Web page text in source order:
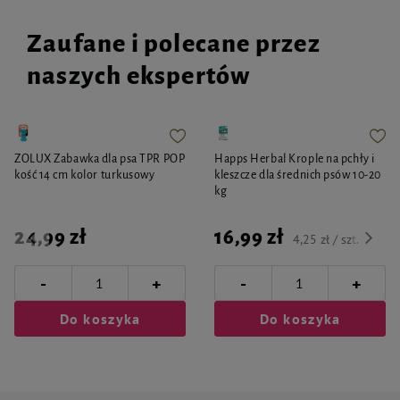
Zaufane i polecane przez
naszych ekspertów
ZOLUX Zabawka dla psa TPR POP
kość 14 cm kolor turkusowy
24,99 zł
- +
Do koszyka
Happs Herbal Krople na pchły i
kleszcze dla średnich psów 10-20
kg
16,99 zł 4,25 zł / szt.
- +
Do koszyka